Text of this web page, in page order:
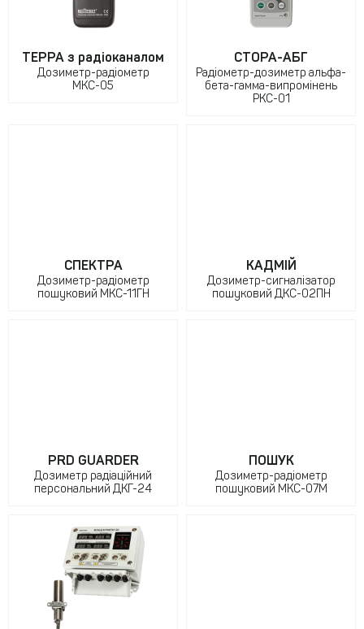
ТЕРРА з радіоканалом
Дозиметр-радіометр
МКС-05
СТОРА-АБГ
Радіометр-дозиметр альфа-
бета-гамма-випромінень
РКС-01
СПЕКТРА
Дозиметр-радіометр
пошуковий МКС-11ГН
КАДМІЙ
Дозиметр-сигналізатор
пошуковий ДКС-02ПН
PRD GUARDER
Дозиметр радіаційний
персональний ДКГ-24
ПОШУК
Дозиметр-радіометр
пошуковий МКС-07М